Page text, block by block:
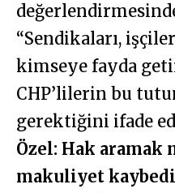
“Sendikaları,
kimseye fayda
CHP’lilerin bu
gerektiğini ifade
Özel: Hak aramak
makuliyet